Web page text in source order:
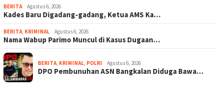
BERITA Agustus 6, 2026
Kades Baru Digadang-gadang, Ketua AMS Ka…
BERITA, KRIMINAL Agustus 6, 2026
Nama Wabup Parimo Muncul di Kasus Dugaan…
BERITA, KRIMINAL, POLRI Agustus 6, 2026
DPO Pembunuhan ASN Bangkalan Diduga Bawa…